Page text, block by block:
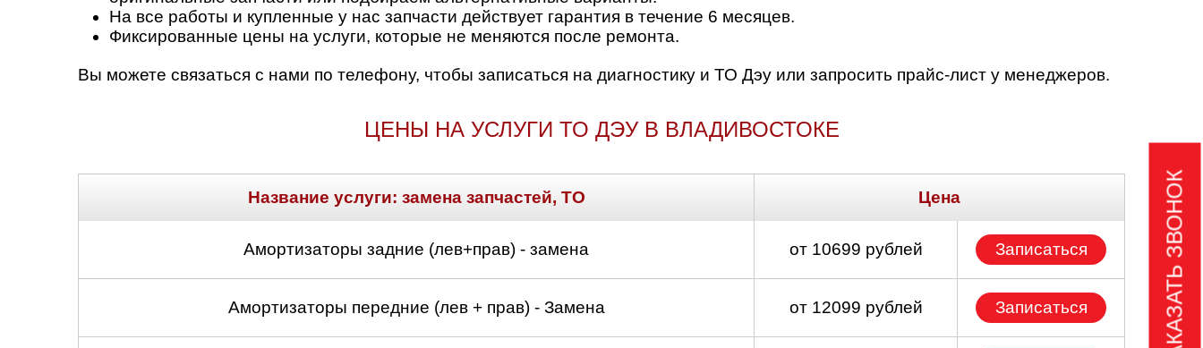
На все работы и купленные у нас запчасти действует гарантия в течение 6 месяцев.
Фиксированные цены на услуги, которые не меняются после ремонта.
Вы можете связаться с нами по телефону, чтобы записаться на диагностику и ТО Дэу или запросить прайс-лист у менеджеров.
ЦЕНЫ НА УСЛУГИ ТО ДЭУ В ВЛАДИВОСТОКЕ
Название услуги: замена запчастей, ТО Цена
Амортизаторы задние (лев+прав) - замена от 10699 рублей Записаться
Амортизаторы передние (лев + прав) - Замена от 12099 рублей Записаться ЗАКАЗАТЬ ЗВОНОК